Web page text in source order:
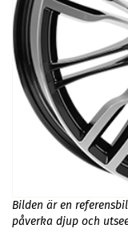
Bilden är en
påverka djup och